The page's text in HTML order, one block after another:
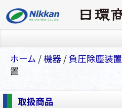
ホーム /機器/負圧除塵装置
置
取扱商品